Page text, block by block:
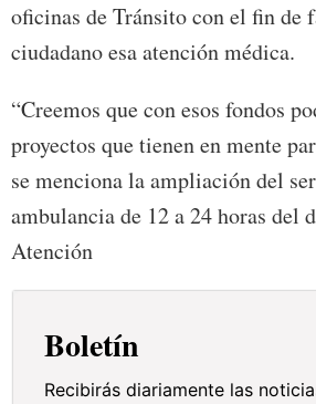
oficinas de Tránsito con el fin de
ciudadano esa atención médica.
“Creemos que con esos fondos
proyectos que tienen en mente
se menciona la ampliación del
ambulancia de 12 a 24 horas del
Atención
Boletín
Recibirás diariamente las